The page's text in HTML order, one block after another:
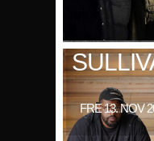
FRE 13. NOV